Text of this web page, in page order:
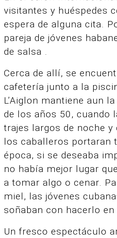
visitantes y huéspedes
espera de alguna cita.
pareja de jóvenes
de salsa .
Cerca de allí, se
cafetería junto a la
L’Aiglon mantiene aun
de los años 50, cuando
trajes largos de noche y
los caballeros portaran
época, si se deseaba
no había mejor lugar
a tomar algo o cenar.
miel, las jóvenes
soñaban con hacerlo en
Un fresco espectáculo